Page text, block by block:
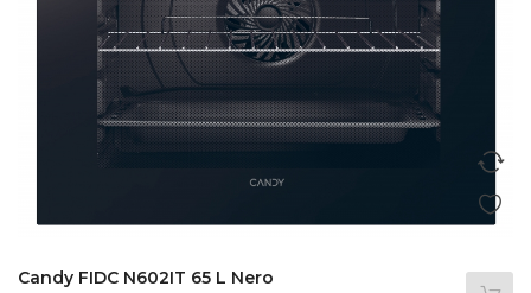
Candy FIDC N602IT 65 L Nero